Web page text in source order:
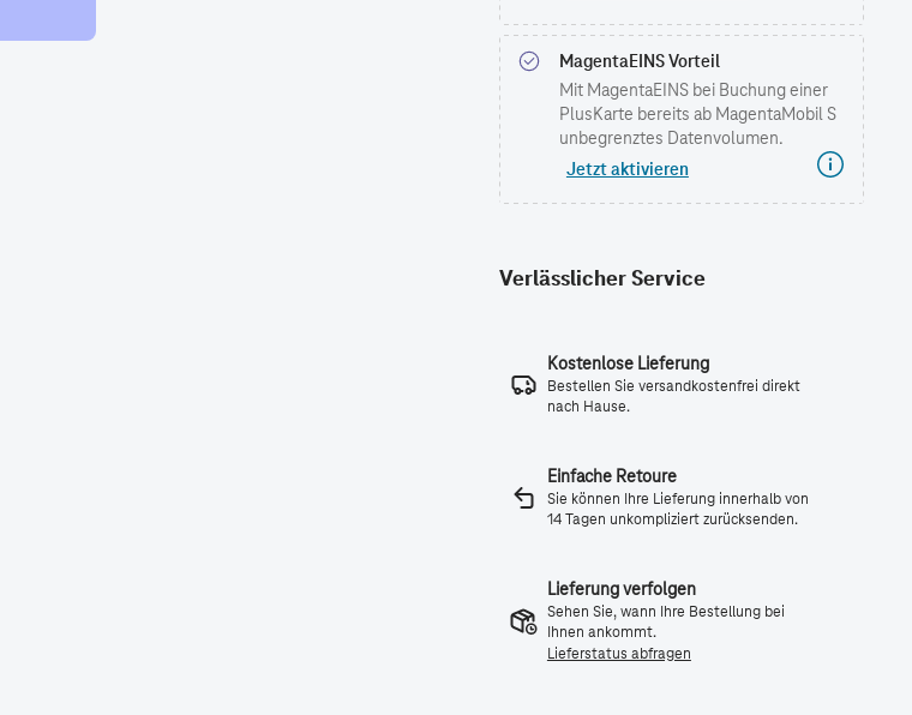
MagentaEINS Vorteil
Mit MagentaEINS bei Buchung einer
PlusKarte bereits ab MagentaMobil S
unbegrenztes Datenvolumen.
Jetzt aktivieren
Verlässlicher Service
Kostenlose Lieferung
Bestellen Sie versandkostenfrei direkt
nach Hause.
Einfache Retoure
Sie können Ihre Lieferung innerhalb von
14 Tagen unkompliziert zurücksenden.
Lieferung verfolgen
Sehen Sie, wann Ihre Bestellung bei
Ihnen ankommt.
Lieferstatus abfragen